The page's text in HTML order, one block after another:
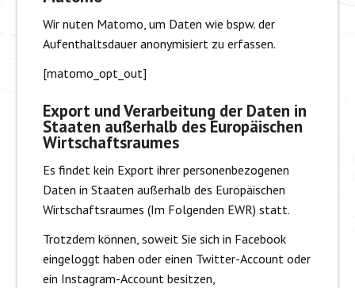
Wir nuten Matomo, um Daten wie bspw. der
Aufenthaltsdauer anonymisiert zu erfassen.
[matomo_opt_out]
Export und Verarbeitung der Daten in
Staaten außerhalb des Europäischen
Wirtschaftsraumes
Es findet kein Export ihrer personenbezogenen
Daten in Staaten außerhalb des Europäischen
Wirtschaftsraumes (Im Folgenden EWR) statt.
Trotzdem können, soweit Sie sich in Facebook
eingeloggt haben oder einen Twitter-Account oder
ein Instagram-Account besitzen,